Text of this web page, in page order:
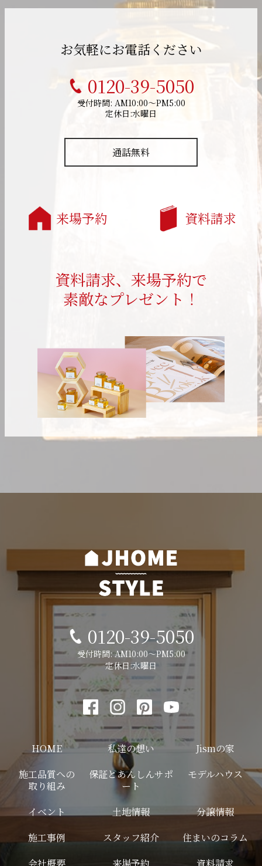
お気軽にお電話ください
0120-39-5050
受付時間: AM10:00～PM5:00
定休日:水曜日
通話無料
来場予約 資料請求
資料請求、来場予約で
素敵なプレゼント！
0120-39-5050
受付時間: AM10:00～PM5:00
定休日:水曜日
HOME 私達の想い
Jismの家
施工品質への
取り組み
保証とあんしんサポ
ート
モデルハウス
イベント 土地情報
分譲情報
施工事例
スタッフ紹介
住まいのコラム
会社概要
来場予約 資料請求